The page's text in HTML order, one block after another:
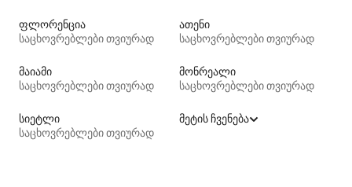
ფლორენცია
საცხოვრებლები თვიურად
ათენი
საცხოვრებლები თვიურად
მაიამი
საცხოვრებლები თვიურად
მონრეალი
საცხოვრებლები თვიურად
სიეტლი
საცხოვრებლები თვიურად
მეტის ჩვენება